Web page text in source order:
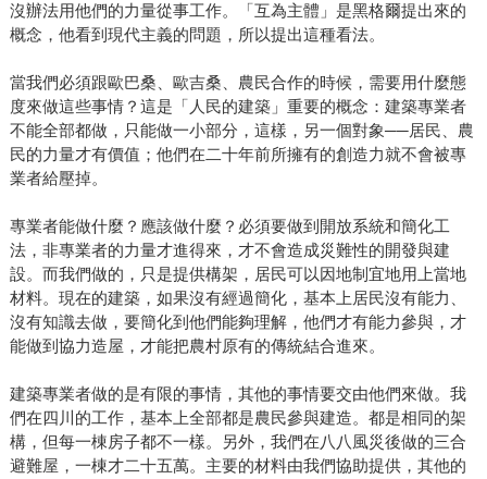
沒辦法用他們的力量從事工作。「互為主體」是黑格爾提出來的
概念，他看到現代主義的問題，所以提出這種看法。
當我們必須跟歐巴桑、歐吉桑、農民合作的時候，需要用什麼態
度來做這些事情？這是「人民的建築」重要的概念：建築專業者
不能全部都做，只能做一小部分，這樣，另一個對象──居民、農
民的力量才有價值；他們在二十年前所擁有的創造力就不會被專
業者給壓掉。
專業者能做什麼？應該做什麼？必須要做到開放系統和簡化工
法，非專業者的力量才進得來，才不會造成災難性的開發與建
設。而我們做的，只是提供構架，居民可以因地制宜地用上當地
材料。現在的建築，如果沒有經過簡化，基本上居民沒有能力、
沒有知識去做，要簡化到他們能夠理解，他們才有能力參與，才
能做到協力造屋，才能把農村原有的傳統結合進來。
建築專業者做的是有限的事情，其他的事情要交由他們來做。我
們在四川的工作，基本上全部都是農民參與建造。都是相同的架
構，但每一棟房子都不一樣。另外，我們在八八風災後做的三合
避難屋，一棟才二十五萬。主要的材料由我們協助提供，其他的